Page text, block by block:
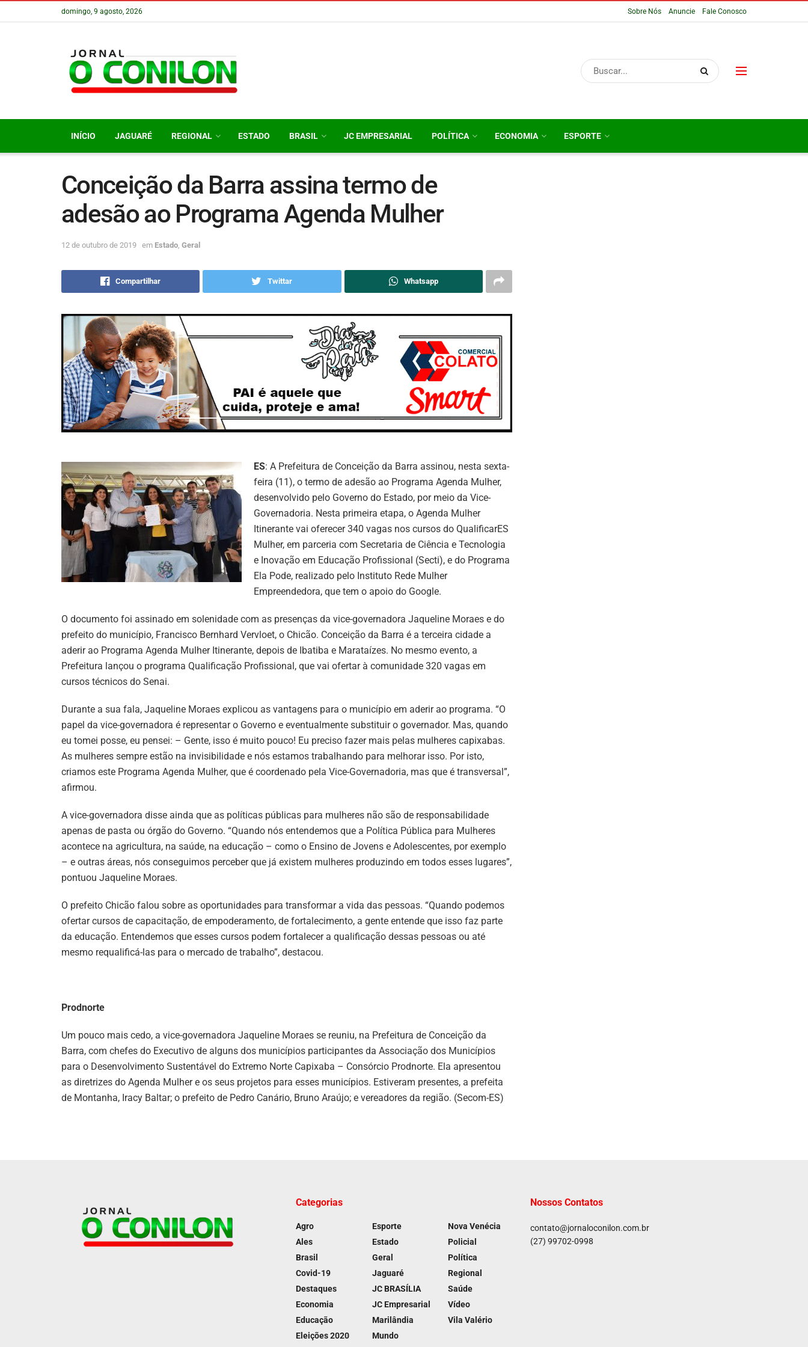
domingo, 9 agosto, 2026 Sobre Nós Anuncie Fale Conosco
INÍCIO JAGUARÉ REGIONAL ESTADO BRASIL JC EMPRESARIAL POLÍTICA ECONOMIA ESPORTE
Conceição da Barra assina termo de
adesão ao Programa Agenda Mulher
12 de outubro de 2019 em Estado Geral
Compartilhar Twittar Whatsapp
ES: A Prefeitura de Conceição da Barra assinou, nesta sexta-
feira (11), o termo de adesão ao Programa Agenda Mulher,
desenvolvido pelo Governo do Estado, por meio da Vice-
Governadoria. Nesta primeira etapa, o Agenda Mulher
Itinerante vai oferecer 340 vagas nos cursos do QualificarES
Mulher, em parceria com Secretaria de Ciência e Tecnologia
e Inovação em Educação Profissional (Secti), e do Programa
Ela Pode, realizado pelo Instituto Rede Mulher
Empreendedora, que tem o apoio do Google.
O documento foi assinado em solenidade com as presenças da vice-governadora Jaqueline Moraes e do
prefeito do município, Francisco Bernhard Vervloet, o Chicão. Conceição da Barra é a terceira cidade a
aderir ao Programa Agenda Mulher Itinerante, depois de Ibatiba e Marataízes. No mesmo evento, a
Prefeitura lançou o programa Qualificação Profissional, que vai ofertar à comunidade 320 vagas em
cursos técnicos do Senai.
Durante a sua fala, Jaqueline Moraes explicou as vantagens para o município em aderir ao programa. “O
papel da vice-governadora é representar o Governo e eventualmente substituir o governador. Mas, quando
eu tomei posse, eu pensei: – Gente, isso é muito pouco! Eu preciso fazer mais pelas mulheres capixabas.
As mulheres sempre estão na invisibilidade e nós estamos trabalhando para melhorar isso. Por isto,
criamos este Programa Agenda Mulher, que é coordenado pela Vice-Governadoria, mas que é transversal”,
afirmou.
A vice-governadora disse ainda que as políticas públicas para mulheres não são de responsabilidade
apenas de pasta ou órgão do Governo. “Quando nós entendemos que a Política Pública para Mulheres
acontece na agricultura, na saúde, na educação – como o Ensino de Jovens e Adolescentes, por exemplo
– e outras áreas, nós conseguimos perceber que já existem mulheres produzindo em todos esses lugares”,
pontuou Jaqueline Moraes.
O prefeito Chicão falou sobre as oportunidades para transformar a vida das pessoas. “Quando podemos
ofertar cursos de capacitação, de empoderamento, de fortalecimento, a gente entende que isso faz parte
da educação. Entendemos que esses cursos podem fortalecer a qualificação dessas pessoas ou até
mesmo requalificá-las para o mercado de trabalho”, destacou.
Prodnorte
Um pouco mais cedo, a vice-governadora Jaqueline Moraes se reuniu, na Prefeitura de Conceição da
Barra, com chefes do Executivo de alguns dos municípios participantes da Associação dos Municípios
para o Desenvolvimento Sustentável do Extremo Norte Capixaba – Consórcio Prodnorte. Ela apresentou
as diretrizes do Agenda Mulher e os seus projetos para esses municípios. Estiveram presentes, a prefeita
de Montanha, Iracy Baltar; o prefeito de Pedro Canário, Bruno Araújo; e vereadores da região. (Secom-ES)
Categorias
Agro
Ales
Brasil
Covid-19
Destaques
Economia
Educação
Eleições 2020
Esporte
Estado
Geral
Jaguaré
JC BRASÍLIA
JC Empresarial
Marilândia
Mundo
Nova Venécia
Policial
Política
Regional
Saúde
Vídeo
Vila Valério
Nossos Contatos
contato@jornaloconilon.com.br
(27) 99702-0998